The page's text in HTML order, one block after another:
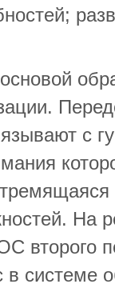
с
На
второго
в системе